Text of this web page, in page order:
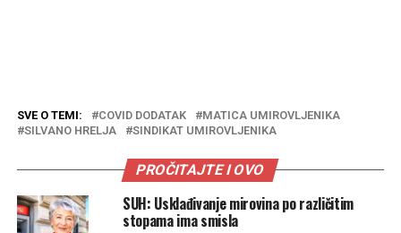
SVE O TEMI: COVID DODATAK
MATICA UMIROVLJENIKA
SILVANO HRELJA
SINDIKAT UMIROVLJENIKA
PROČITAJTE I OVO
SUH: Usklađivanje mirovina po različitim
stopama ima smisla